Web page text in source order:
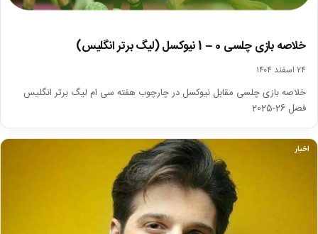
خلاصه بازی چلسی 0 – 1 نیوکسل (لیگ برتر انگلیس)
۲۴ اسفند ۱۴۰۴
خلاصه بازی چلسی مقابل نیوکسل در چارچوب هفته سی ام لیگ برتر انگلیس
فصل 26-2025
اخبار